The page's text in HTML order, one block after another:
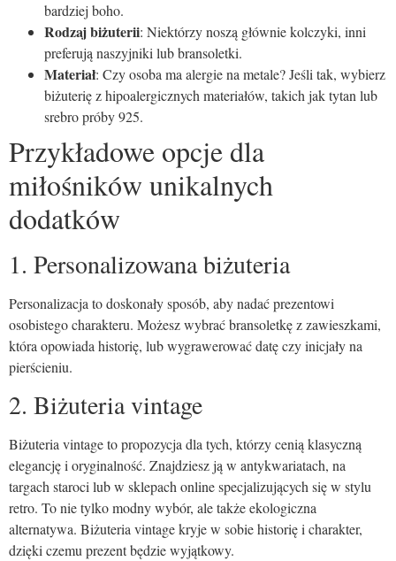
bardziej boho.
Rodzaj biżuterii: Niektórzy noszą głównie kolczyki, inni
preferują naszyjniki lub bransoletki.
Materiał: Czy osoba ma alergie na metale? Jeśli tak, wybierz
biżuterię z hipoalergicznych materiałów, takich jak tytan lub
srebro próby 925.
Przykładowe opcje dla
miłośników unikalnych
dodatków
1. Personalizowana biżuteria
Personalizacja to doskonały sposób, aby nadać prezentowi
osobistego charakteru. Możesz wybrać bransoletkę z zawieszkami,
która opowiada historię, lub wygrawerować datę czy inicjały na
pierścieniu.
2. Biżuteria vintage
Biżuteria vintage to propozycja dla tych, którzy cenią klasyczną
elegancję i oryginalność. Znajdziesz ją w antykwariatach, na
targach staroci lub w sklepach online specjalizujących się w stylu
retro. To nie tylko modny wybór, ale także ekologiczna
alternatywa. Biżuteria vintage kryje w sobie historię i charakter,
dzięki czemu prezent będzie wyjątkowy.